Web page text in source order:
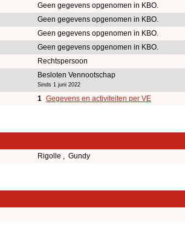
Geen gegevens opgenomen in KBO.
Geen gegevens opgenomen in KBO.
Geen gegevens opgenomen in KBO.
Geen gegevens opgenomen in KBO.
Rechtspersoon
Besloten Vennootschap
Sinds 1 juni 2022
1 Gegevens en activiteiten per VE
Rigolle , Gundy